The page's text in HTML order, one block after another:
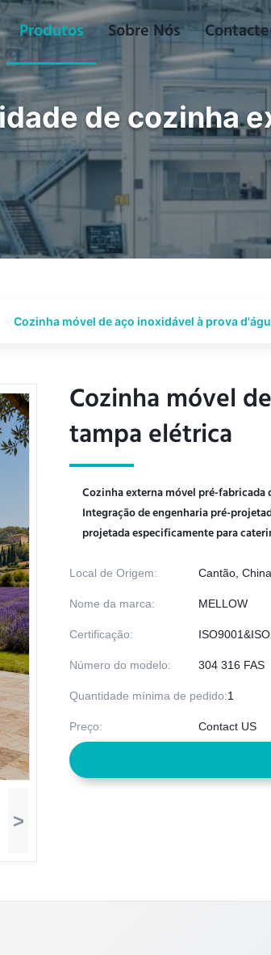
Produtos Sobre Nós
de cozinha
Cozinha móvel de aço inoxidável à prova
>
Cozinha móvel
tampa elétrica
Cozinha móvel
tampa elétrica
Cozinha externa móvel pré-
Integração de engenharia pré-
projetada especificamente para
Local de Origem: Cantão, China
Nome da marca: MELLOW
Certificação:
Número do modelo: 304 316 FAS
Quantidade mínima de pedido:1
Preço: Contact US